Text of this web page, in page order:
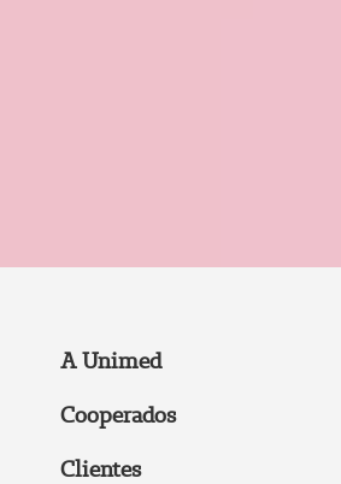
A Unimed
Cooperados
Clientes